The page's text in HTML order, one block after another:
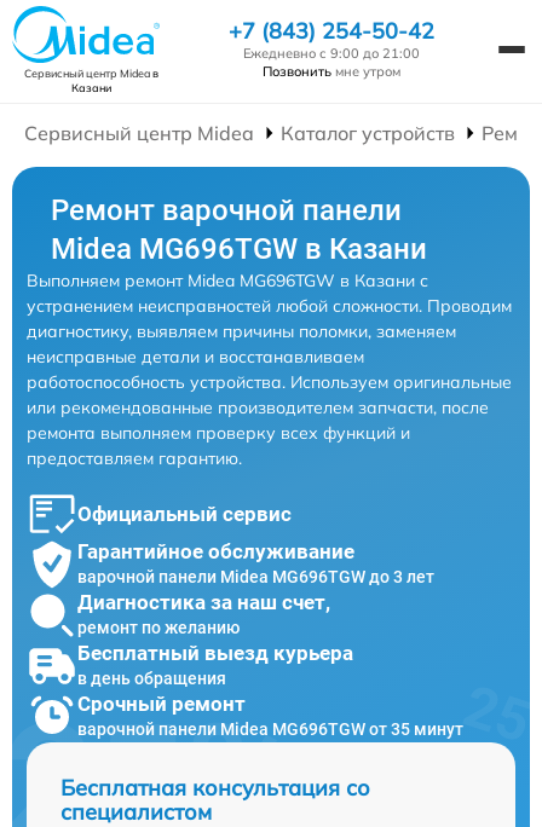
Сервисный центр Mideaв
Казани
+7 (843) 254-50-42
Ежедневно с 9:00 до 21:00
Позвонить мне утром
Сервисный центр Midea Каталог устройств
Ремонт варочной панели
Midea MG696TGW в Казани
Выполняем ремонт Midea MG696TGW в Казани с
устранением неисправностей любой сложности. Проводим
диагностику, выявляем причины поломки, заменяем
неисправные детали и восстанавливаем
работоспособность устройства. Используем оригинальные
или рекомендованные производителем запчасти, после
ремонта выполняем проверку всех функций и
предоставляем гарантию.
Официальный сервис
Гарантийное обслуживание
варочной панели Midea MG696TGW до 3 лет
Диагностика за наш счет,
ремонт по желанию
Бесплатный выезд курьера
в день обращения
Срочный ремонт
варочной панели Midea MG696TGW от 35 минут
Бесплатная консультация со
специалистом